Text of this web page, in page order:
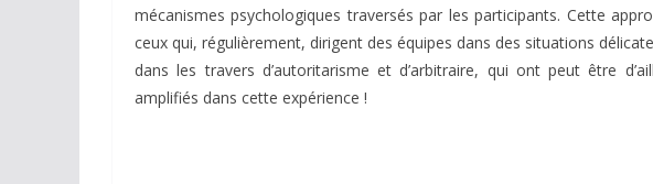
mécanismes psychologiques traversés par les participants. Cette
ceux qui, régulièrement, dirigent des équipes dans des situations
dans les travers d’autoritarisme et d’arbitraire, qui ont peut être
amplifiés dans cette expérience !